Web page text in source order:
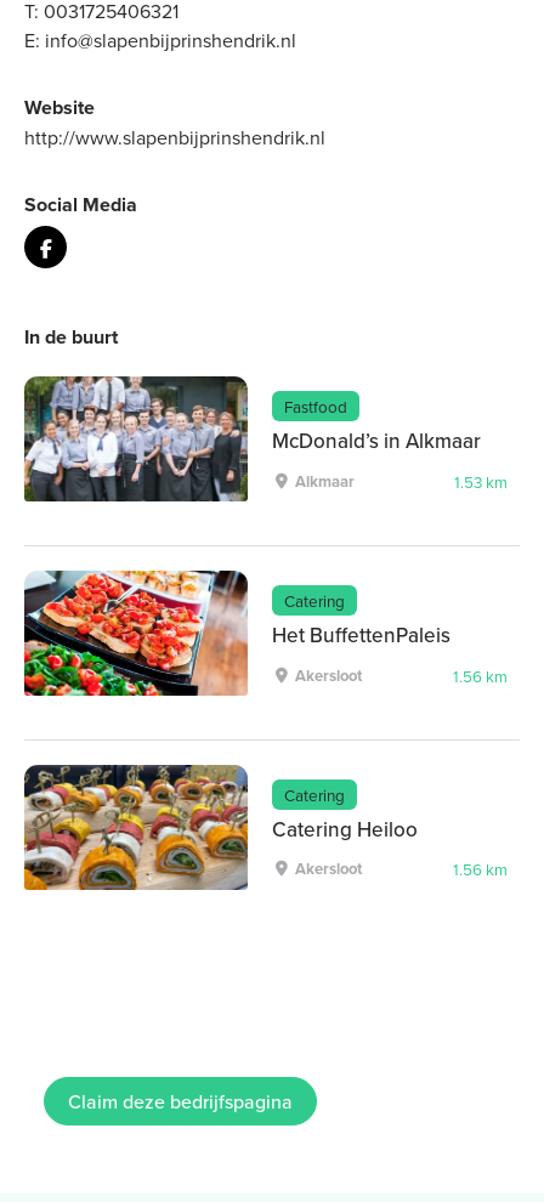
T: 0031725406321
E: info@slapenbijprinshendrik.nl
Website
http://www.slapenbijprinshendrik.nl
Social Media
In de buurt
Fastfood
McDonald’s in Alkmaar
Alkmaar 1.53 km
Catering
Het BuffettenPaleis
Akersloot 1.56 km
Catering
Catering Heiloo
Akersloot 1.56 km
Claim deze bedrijfspagina